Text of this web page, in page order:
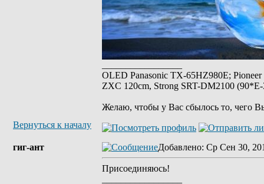
OLED Panasonic TX-65HZ980E;
ZXC 120cm, Strong SRT-DM2100
Желаю, чтобы у Вас сбылось то, чего
Вернуться к началу
гиг-ант Добавлено: Ср Сен 30,
Присоединяюсь!